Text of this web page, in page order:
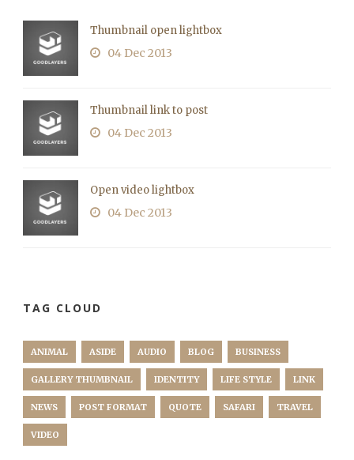
Thumbnail open lightbox
04 Dec 2013
Thumbnail link to post
04 Dec 2013
Open video lightbox
04 Dec 2013
TAG CLOUD
ANIMAL ASIDE AUDIO BLOG BUSINESS
GALLERY THUMBNAIL IDENTITY LIFE STYLE LINK
NEWS POST FORMAT QUOTE SAFARI TRAVEL
VIDEO